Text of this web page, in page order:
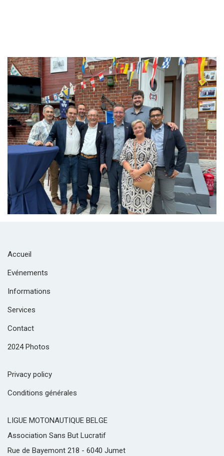
Branding
ARMCHAIR
Accueil
Evénements
Informations
Services
Contact
2024 Photos
Privacy policy
Conditions générales
LIGUE MOTONAUTIQUE BELGE
Association Sans But Lucratif
Rue de Bayemont 218 - 6040 Jumet